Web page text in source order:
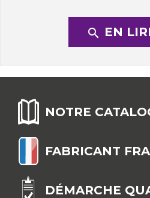
search EN
NOTRE
FABRICANT
DÉMARCHE